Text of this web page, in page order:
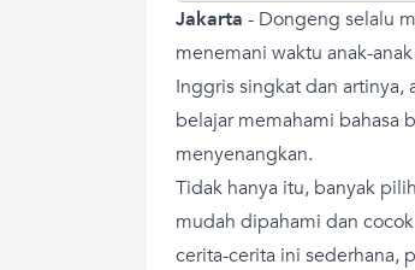
Jakarta - Dongeng selalu
menemani waktu anak-
Inggris singkat dan artinya,
belajar memahami bahasa
menyenangkan.
Tidak hanya itu, banyak
mudah dipahami dan
cerita-cerita ini sederhana,